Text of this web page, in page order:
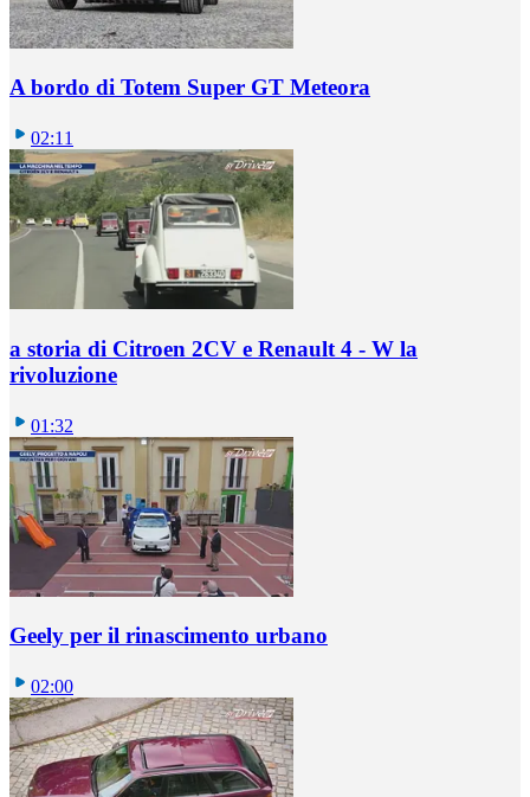
A bordo di Totem Super GT Meteora
02:11
a storia di Citroen 2CV e Renault 4 - W la
rivoluzione
01:32
Geely per il rinascimento urbano
02:00